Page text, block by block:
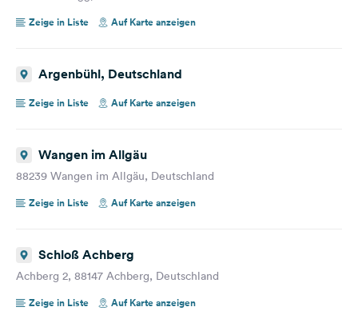
Zeige in Liste
Auf Karte anzeigen
Argenbühl, Deutschland
Zeige in Liste Auf Karte anzeigen
Wangen im Allgäu
88239 Wangen im Allgäu, Deutschland
Zeige in Liste
Auf Karte anzeigen
Schloß Achberg
Achberg 2, 88147 Achberg, Deutschland
Zeige in Liste
Auf Karte anzeigen